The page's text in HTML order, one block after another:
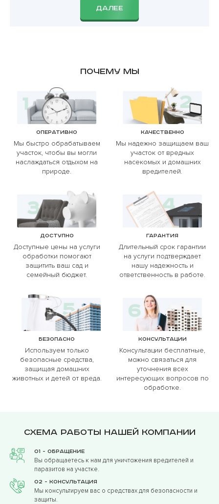
ДАЛЕЕ
Почему мы
Оперативно
Мы быстро обрабатываем
участок, чтобы вы могли
наслаждаться отдыхом на
природе.
Качественно
Мы надежно защищаем ваш
участок от вредных
насекомых и домашних
вредителей.
Доступно
Доступные цены на услуги
обработки помогают
защитить ваш сад и
семейный бюджет.
Гарантия
Длительный срок гарантии
на услуги подтверждает
нашу надежность и
ответственность в работе.
Безопасно
Используем только
безопасные средства,
защищая домашних
животных и детей от вреда.
Консультации
Консультации бесплатные,
можно связаться для
уточнения всех
интересующих вопросов по
обработке.
Схема работы нашей компании
01 - Обращение
Вы обращаетесь к нам для уничтожения вредителей и
паразитов на участке.
02 - Консультация
Мы консультируем вас о средствах для безопасности и
защиты.